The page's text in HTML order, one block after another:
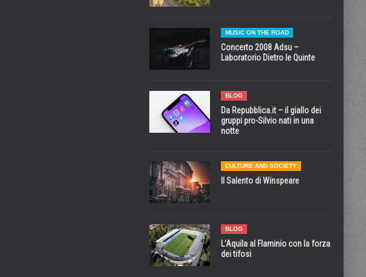
MUSIC ON THE ROAD
Concerto 2008 Adsu –
Laboratorio Dietro le Quinte
BLOG
Da Repubblica.it – il giallo dei
gruppi pro-Silvio nati in una
notte
CULTURE AND SOCIETY
Il Salento di Winspeare
BLOG
L’Aquila al Flaminio con la forza
dei tifosi